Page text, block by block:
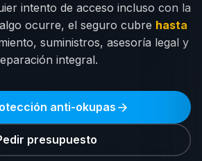
intento de acceso incluso con la
ocurre, el seguro cubre hasta
suministros, asesoría legal y
integral.
anti-okupas
presupuesto